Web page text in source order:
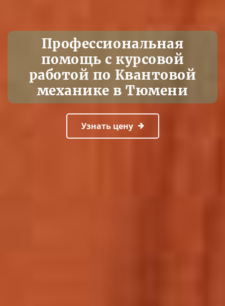
Профессиональная
помощь с курсовой
работой по Квантовой
механике в Тюмени
Узнать цену